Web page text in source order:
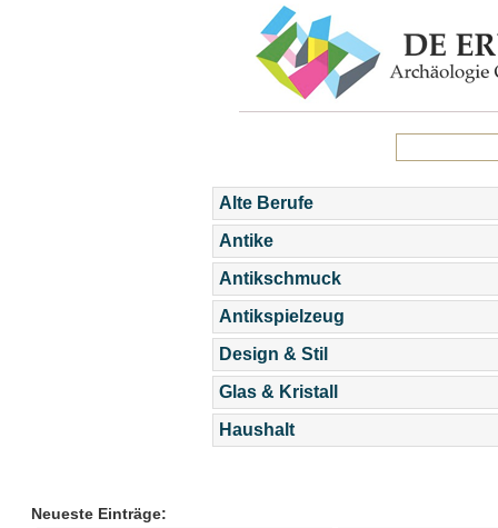
Alte Berufe
Antike
Antikschmuck
Antikspielzeug
Design & Stil
Glas & Kristall
Haushalt
Neueste Einträge: